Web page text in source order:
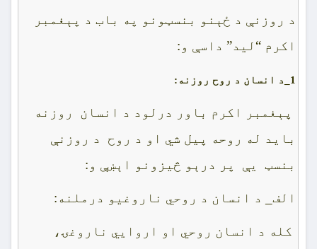
د روزنې د ځېنو بنسټونو په باب د پېغمبر
اکرم “ليد” داسې و:
1_ د انسان د روح روزنه:
پېغمبر اکرم باور درلود د انسان روزنه
بايد له روحه پيل شي او د روح د روزنې
بنسټ يې پر درېو څيزونو اېښې و:
الف_ د انسان د روحي ناروغيو درملنه:
کله د انسان روحي او اروايي ناروغۍ،